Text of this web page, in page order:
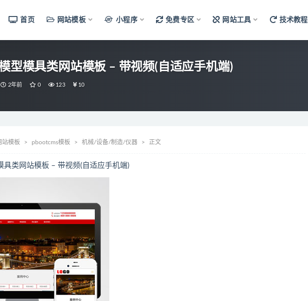
首页 网站模板 小程序 免费专区 网站工具 技术教程
型模具类网站模板 – 带视频(自适应手机端)
2年前 0 123 10
站模板 pbootcms模板 机械/设备/制造/仪器 正文
具类网站模板 – 带视频(自适应手机端)